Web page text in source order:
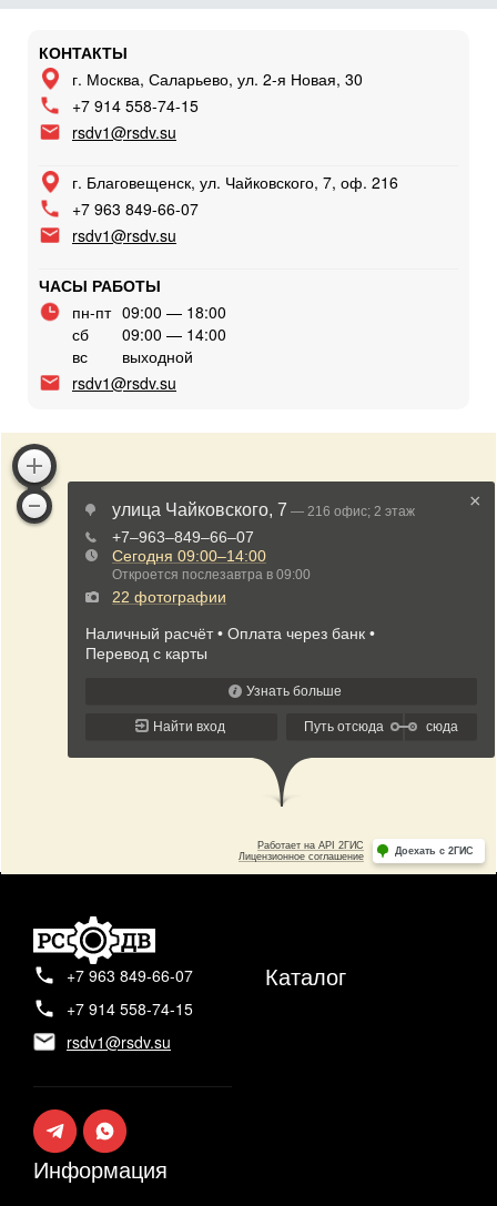
КОНТАКТЫ
г. Москва, Саларьево, ул. 2-я Новая, 30
+7 914 558-74-15
rsdv1@rsdv.su
г. Благовещенск, ул. Чайковского, 7, оф. 216
+7 963 849-66-07
rsdv1@rsdv.su
ЧАСЫ РАБОТЫ
пн-пт 09:00 — 18:00
сб
09:00 — 14:00
вс
выходной
rsdv1@rsdv.su
+7 963 849-66-07
+7 914 558-74-15
rsdv1@rsdv.su
Каталог
Информация